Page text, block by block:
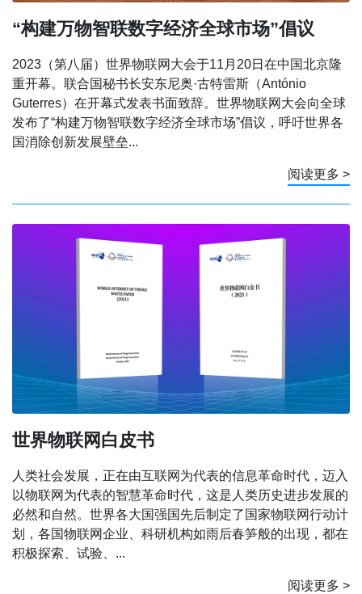
“构建万物智联数字经济全球市场”倡议
2023（第八届）世界物联网大会于11月20日在中国北京隆
重开幕。联合国秘书长安东尼奥·古特雷斯（António
Guterres）在开幕式发表书面致辞。世界物联网大会向全球
发布了“构建万物智联数字经济全球市场”倡议，呼吁世界各
国消除创新发展壁垒...
阅读更多 >
世界物联网白皮书
人类社会发展，正在由互联网为代表的信息革命时代，迈入
以物联网为代表的智慧革命时代，这是人类历史进步发展的
必然和自然。世界各大国强国先后制定了国家物联网行动计
划，各国物联网企业、科研机构如雨后春笋般的出现，都在
积极探索、试验、...
阅读更多 >